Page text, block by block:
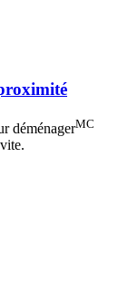
déménagerMC